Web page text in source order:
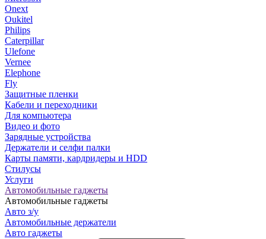
Onext
Oukitel
Philips
Caterpillar
Ulefone
Vernee
Elephone
Fly
Защитные пленки
Кабели и переходники
Для компьютера
Видео и фото
Зарядные устройства
Держатели и селфи палки
Карты памяти, кардридеры и HDD
Стилусы
Услуги
Автомобильные гаджеты
Автомобильные гаджеты
Авто з/у
Автомобильные держатели
Авто гаджеты